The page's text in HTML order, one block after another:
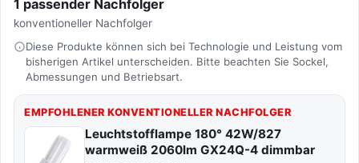
1 passender Nachfolger
konventioneller Nachfolger
Diese Produkte können sich bei Technologie und Leistung vom
bisherigen Artikel unterscheiden. Bitte beachten Sie Sockel,
Abmessungen und Betriebsart.
EMPFOHLENER KONVENTIONELLER NACHFOLGER
Leuchtstofflampe 180° 42W/827
warmweiß 2060lm GX24Q-4 dimmbar